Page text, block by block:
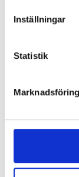
Inställningar
Statistik
Marknadsföring